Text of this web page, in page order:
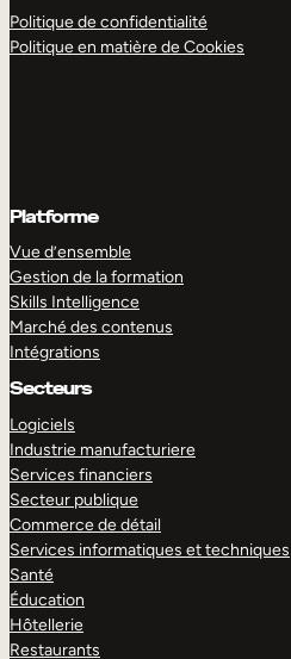
Politique de confidentialité
Politique en matière de Cookies
Platforme
Vue d’ensemble
Gestion de la formation
Skills Intelligence
Marché des contenus
Intégrations
Secteurs
Logiciels
Industrie manufacturiere
Services financiers
Secteur publique
Commerce de détail
Services informatiques et techniques
Santé
Éducation
Hôtellerie
Restaurants